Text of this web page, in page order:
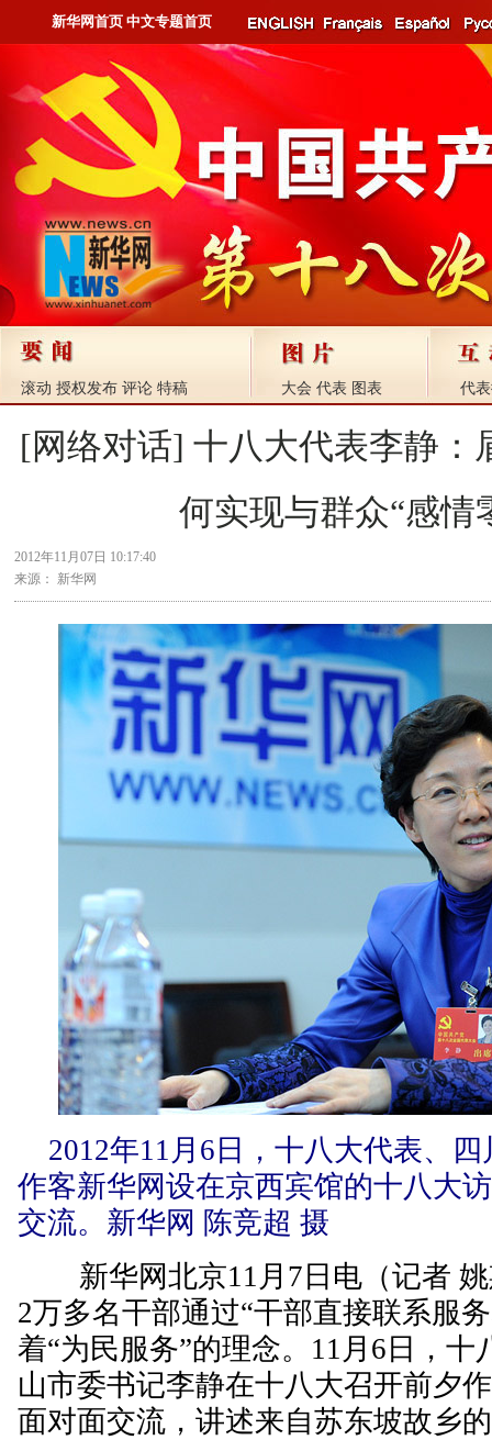
新华网首页 中文专题首页
滚动 授权发布 评论 特稿 大会 代表 图表 代
[网络对话] 十八大代表李静：
何实现与群众“感情
2012年11月07日 10:17:40
来源： 新华网
2012年11月6日，十八大代表、
作客新华网设在京西宾馆的十八大
交流。新华网 陈竞超 摄
新华网北京11月7日电（记者 姚
2万多名干部通过“干部直接联系服
着“为民服务”的理念。11月6日，十
山市委书记李静在十八大召开前夕
面对面交流，讲述来自苏东坡故乡